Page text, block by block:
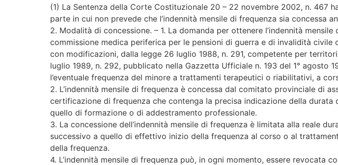
(1) La Sentenza della Corte Costituzionale 20 – 22 novembre 2002, n. 467
parte in cui non prevede che l’indennità mensile di frequenza sia concessa
2. Modalità di concessione. – 1. La domanda per ottenere l’indennità
commissione medica periferica per le pensioni di guerra e di invalidità
con modificazioni, dalla legge 26 luglio 1988, n. 291, competente per
luglio 1989, n. 292, pubblicato nella Gazzetta Ufficiale n. 193 del 1° agosto
l’eventuale frequenza del minore a trattamenti terapeutici o riabilitativi, a
2. L’indennità mensile di frequenza è concessa dal comitato provinciale di
certificazione di frequenza che contenga la precisa indicazione della
quello di formazione o di addestramento professionale.
3. La concessione dell’indennità mensile di frequenza è limitata alla reale
successivo a quello di effettivo inizio della frequenza al corso o al
della frequenza.
4. L’indennità mensile di frequenza può, in ogni momento, essere